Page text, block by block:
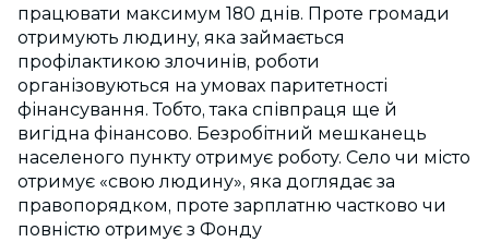
працювати максимум 180 днів. Проте громади
отримують людину, яка займається
профілактикою злочинів, роботи
організовуються на умовах паритетності
фінансування. Тобто, така співпраця ще й
вигідна фінансово. Безробітний мешканець
населеного пункту отримує роботу. Село чи місто
отримує «свою людину», яка доглядає за
правопорядком, проте зарплатню частково чи
повністю отримує з Фонду